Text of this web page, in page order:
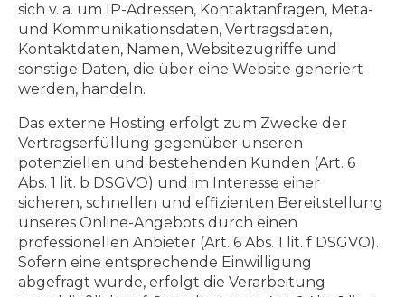
sich v. a. um IP-Adressen, Kontaktanfragen, Meta-
und Kommunikationsdaten, Vertragsdaten,
Kontaktdaten, Namen, Websitezugriffe und
sonstige Daten, die über eine Website generiert
werden, handeln.
Das externe Hosting erfolgt zum Zwecke der
Vertragserfüllung gegenüber unseren
potenziellen und bestehenden Kunden (Art. 6
Abs. 1 lit. b DSGVO) und im Interesse einer
sicheren, schnellen und effizienten Bereitstellung
unseres Online-Angebots durch einen
professionellen Anbieter (Art. 6 Abs. 1 lit. f DSGVO).
Sofern eine entsprechende Einwilligung
abgefragt wurde, erfolgt die Verarbeitung